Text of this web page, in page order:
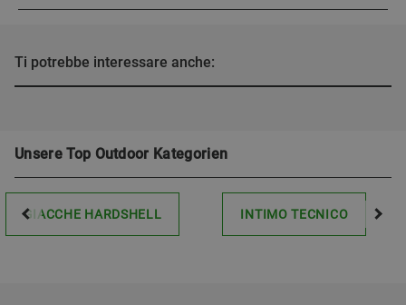
Ti potrebbe interessare anche:
Unsere Top Outdoor Kategorien
GIACCHE HARDSHELL INTIMO TECNICO